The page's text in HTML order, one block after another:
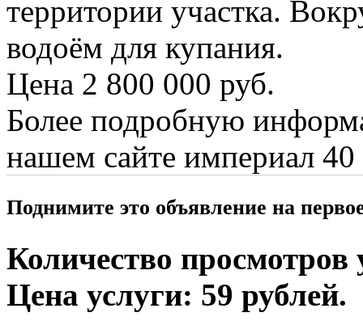
территории участка.
водоём для купания.
Цена 2 800 000 руб.
Более подробную
нашем сайте империал 40
Поднимите это объявление на
Количество просмотров
Цена услуги: 59 рублей.